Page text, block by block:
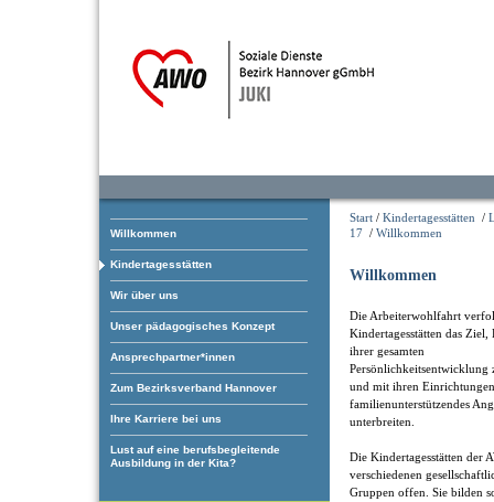
Willkommen
Kindertagesstätten
Wir über uns
Unser pädagogisches Konzept
Ansprechpartner*innen
Zum Bezirksverband Hannover
Ihre Karriere bei uns
Lust auf eine berufsbegleitende
Ausbildung in der Kita?
Start / Kindertagesstätten /
17 / Willkommen
Willkommen
Die Arbeiterwohlfahrt
Kindertagesstätten das
ihrer gesamten
Persönlichkeitsentwicklung
und mit ihren
familienunterstützendes
unterbreiten.
Die Kindertagesstätten der
verschiedenen
Gruppen offen. Sie bilden